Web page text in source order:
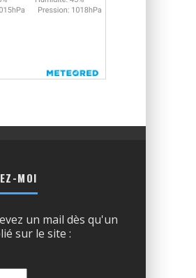
MOI
un mail dès qu'un
sur le site :